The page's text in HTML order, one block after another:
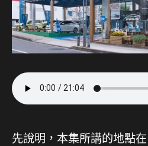
先說明，本集所講的地點